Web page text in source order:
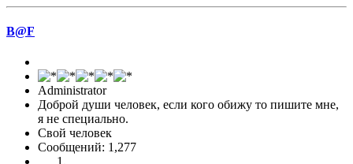
B@F
Administrator
Доброй души человек, если кого обижу то пишите мне,
я не специально.
Свой человек
Сообщений: 1,277